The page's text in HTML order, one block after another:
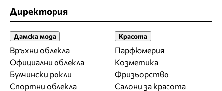
Директория
Дамска мода
Връхни облекла
Официални облекла
Булчински рокли
Спортни облекла
Красота
Парфюмерия
Козметика
Фризьорство
Салони за красота